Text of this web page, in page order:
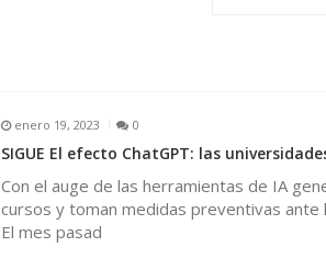
enero 19, 2023 0
SIGUE El efecto ChatGPT: las
Con el auge de las herramientas de IA
cursos y toman medidas preventivas ante
El mes pasad